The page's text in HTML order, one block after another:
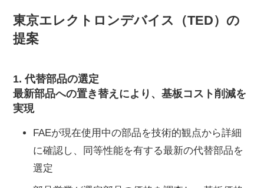
東京エレクトロンデバイス（TED）の
提案
1. 代替部品の選定
最新部品への置き替えにより、基板コスト削減を
実現
FAEが現在使用中の部品を技術的観点から詳細
に確認し、同等性能を有する最新の代替部品を
選定